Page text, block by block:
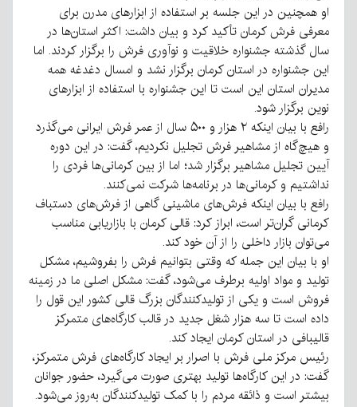
او همچنین در این جلسه بر استفاده از ابزارهای مدرن برای
معرفی فرش کرمان تأکید کرد و بیان داشت: اکثر استان‌ها در
سال گذشته جشنواره خلاقیت و نوآوری فرش را برگزار کردند. اما
این جشنواره در استان کرمان برگزار نشد و امسال دغدغه همه
مدیران استان این است تا این جشنواره با استفاده از ابزارهای
نوین برگزار شود.
رافع با بیان اینکه ۲ هزار و ۵۰۰ سال از عمر فرش ایرانی می‌گذرد
و هیچ‌گاه از مشاهیر فرش تجلیل نکردیم، گفت: در این دوره
آیین تجلیل مشاهیر برگزار شد؛ اما از بین کرمانی‌ها فردی را
نداشتیم و کرمانی‌ها در برنامه‌ها شرکت نمی‌کنند.
رافع با بیان اینکه فرش‌های ماشینی گاهی از فرش‌های دستباف
کرمانی گران‌تر است، ابراز کرد: قالی کرمان با بازاریابی مناسب
می‌توان بازار داخلی را از آن خود کند.
او با بیان این جمله که وقتی بتوانیم فرش را بفروشیم، مشکل
تولید و مواد اولیه برطرف می‌شود، گفت: مشکل اصلی ما در زمینه
فروش است و یکی از تولیدکنندگان بزرگ قالی کشور این قول را
داده است تا سه هزار شغل جدید در قالب کارگاه‌های متمرکز
قالیبافی در استان کرمان ایجاد کند.
رئیس مرکز ملی فرش با اصرار بر ایجاد کارگاه‌های فرش متمرکز،
گفت: در این کارگاه‌ها تولید بهتری صورت می‌گیرد، حضور جوانان
بیشتر است و ذائقه مردم را با کمک تولیدکنندگان به‌روز می‌شود.